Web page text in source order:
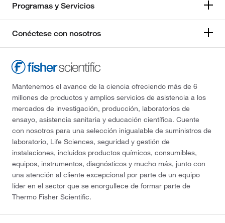
Programas y Servicios
Conéctese con nosotros
Mantenemos el avance de la ciencia ofreciendo más de 6
millones de productos y amplios servicios de asistencia a los
mercados de investigación, producción, laboratorios de
ensayo, asistencia sanitaria y educación científica. Cuente
con nosotros para una selección inigualable de suministros de
laboratorio, Life Sciences, seguridad y gestión de
instalaciones, incluidos productos químicos, consumibles,
equipos, instrumentos, diagnósticos y mucho más, junto con
una atención al cliente excepcional por parte de un equipo
líder en el sector que se enorgullece de formar parte de
Thermo Fisher Scientific.